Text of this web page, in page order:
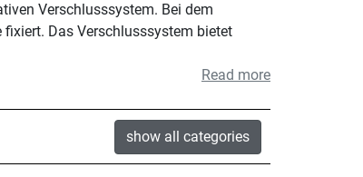
Verschlusssystem. Bei dem
Das Verschlusssystem bietet
Read more
show all categories